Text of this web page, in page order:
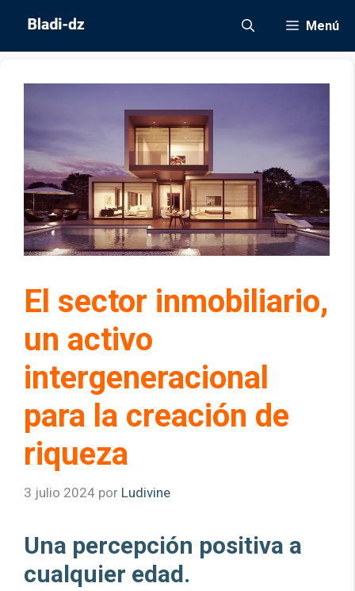
contenido
Menú
El sector inmobiliario,
un activo
intergeneracional
para la creación de
riqueza
3 julio 2024 por Ludivine
Una percepción positiva a
cualquier edad.